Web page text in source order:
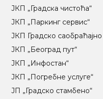
ЈКП „Градска чистоћа“
ЈКП „Паркинг сервис“
ЈКП Градско
ЈКП „Београд пут“
ЈКП „Инфостан“
ЈКП „Погребне услуге“
ЈП „Градско стамбено“